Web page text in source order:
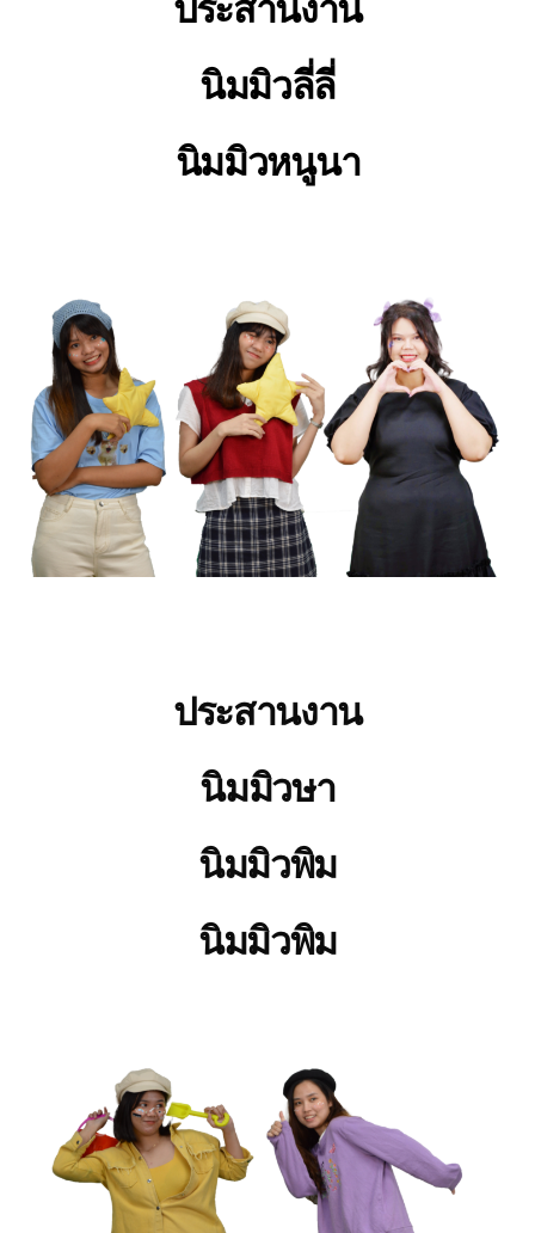
ประสานงาน
นิมมิวลี่ลี่
นิมมิวหนูนา
ประสานงาน
นิมมิวษา
นิมมิวพิม
นิมมิวพิม